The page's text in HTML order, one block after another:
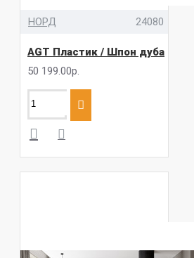
НОРД 24080
AGT Пластик / Шпон дуба
50 199.00р.